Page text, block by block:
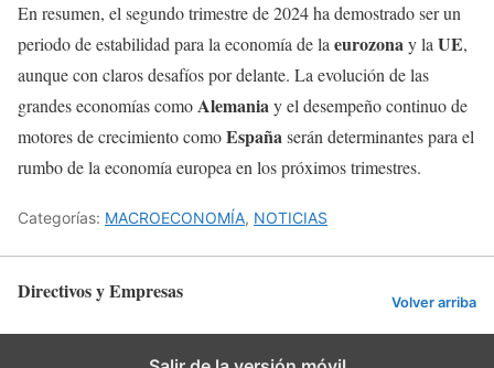
En resumen, el segundo trimestre de 2024 ha demostrado ser un
periodo de estabilidad para la economía de la eurozonay la UE,
aunque con claros desafíos por delante. La evolución de las
grandes economías comoAlemaniay el desempeño continuo de
motores de crecimiento comoEspañaserán determinantes para el
rumbo de la economía europea en los próximos trimestres.
Categorías: MACROECONOMÍA, NOTICIAS
Directivos y Empresas Volver arriba